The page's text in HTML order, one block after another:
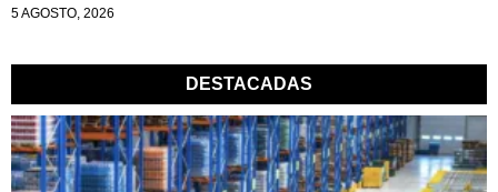
5 AGOSTO, 2026
DESTACADAS